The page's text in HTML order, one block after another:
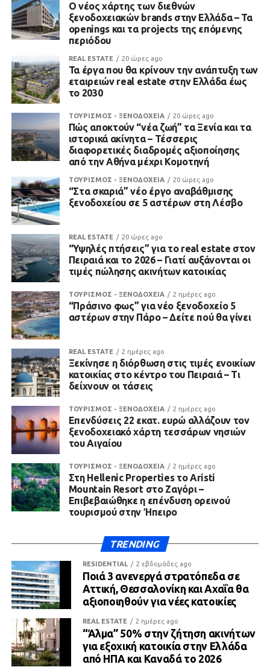
Ο νέος χάρτης των διεθνών
ξενοδοχειακών brands στην Ελλάδα – Τα
openings και τα projects της επόμενης
περιόδου
REAL ESTATE 20 ώρες ago
Τα έργα που θα κρίνουν την ανάπτυξη των
εταιρειών real estate στην Ελλάδα έως
το 2030
ΤΟΥΡΙΣΜΟΣ - ΞΕΝΟΔΟΧΕΙΑ 20 ώρες ago
Πώς αποκτούν “νέα ζωή” τα Ξενία και τα
ιστορικά ακίνητα – Τέσσερις
διαφορετικές διαδρομές αξιοποίησης
από την Αθήνα μέχρι Κομοτηνή
ΤΟΥΡΙΣΜΟΣ - ΞΕΝΟΔΟΧΕΙΑ 20 ώρες ago
“Στα σκαριά” νέο έργο αναβάθμισης
ξενοδοχείου σε 5 αστέρων στη Λέσβο
REAL ESTATE 20 ώρες ago
“Υψηλές πτήσεις” για το real estate στον
Πειραιά και το 2026 – Γιατί αυξάνονται οι
τιμές πώλησης ακινήτων κατοικίας
ΤΟΥΡΙΣΜΟΣ - ΞΕΝΟΔΟΧΕΙΑ 2 ημέρες ago
“Πράσινο φως” για νέο ξενοδοχείο 5
αστέρων στην Πάρο – Δείτε πού θα γίνει
REAL ESTATE 2 ημέρες ago
Ξεκίνησε η διόρθωση στις τιμές ενοικίων
κατοικίας στο κέντρο του Πειραιά – Τι
δείχνουν οι τάσεις
ΤΟΥΡΙΣΜΟΣ - ΞΕΝΟΔΟΧΕΙΑ 2 ημέρες ago
Επενδύσεις 22 εκατ. ευρώ αλλάζουν τον
ξενοδοχειακό χάρτη τεσσάρων νησιών
του Αιγαίου
ΤΟΥΡΙΣΜΟΣ - ΞΕΝΟΔΟΧΕΙΑ 2 ημέρες ago
Στη Hellenic Properties το Aristi
Mountain Resort στο Ζαγόρι –
Επιβεβαιώθηκε η επένδυση ορεινού
τουρισμού στην Ήπειρο
TRENDING
RESIDENTIAL 2 εβδομάδες ago
Ποιά 3 ανενεργά στρατόπεδα σε
Αττική, Θεσσαλονίκη και Αχαΐα θα
αξιοποιηθούν για νέες κατοικίες
REAL ESTATE 2 ημέρες ago
“Άλμα” 50% στην ζήτηση ακινήτων
για εξοχική κατοικία στην Ελλάδα
από ΗΠΑ και Καναδά το 2026